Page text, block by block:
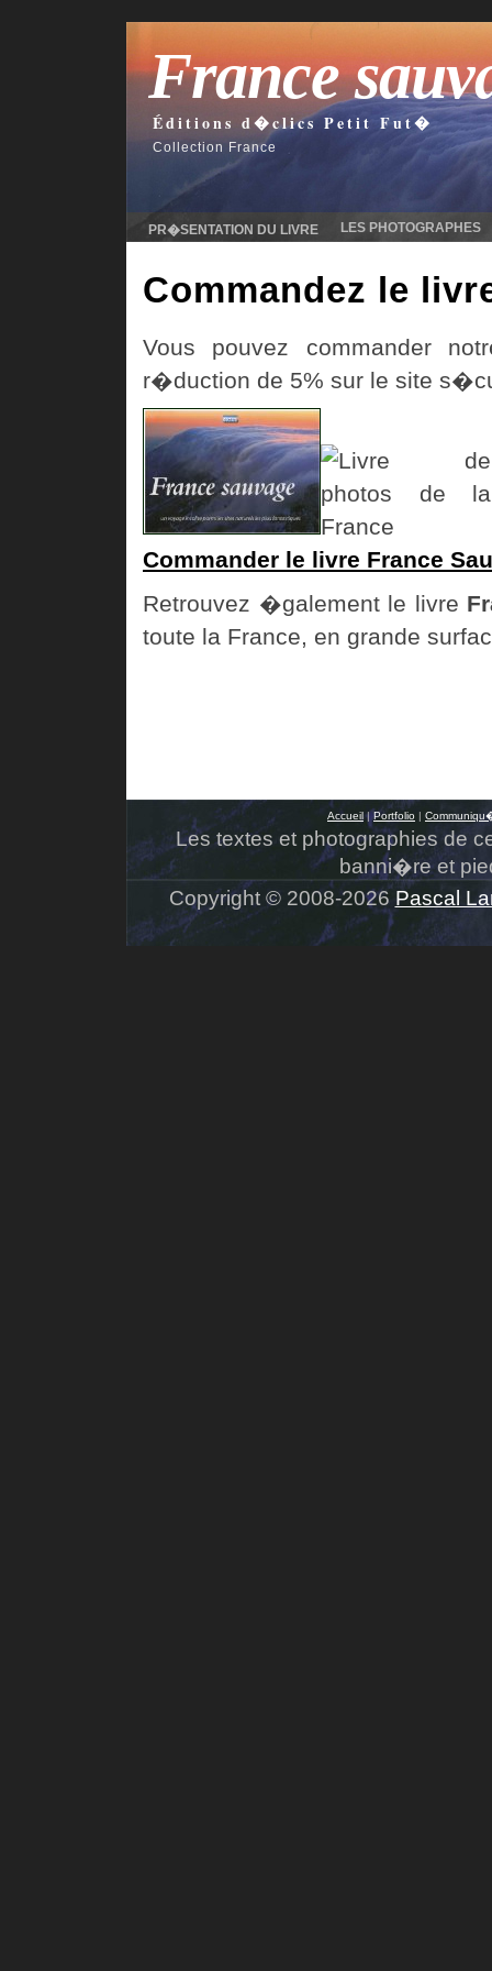
France
Éditions d�clics Petit Fut�
Collection France
PR�SENTATION DU LIVRE LES PHOTOGRAPHES
Commandez le
Vous pouvez commander
r�duction de 5% sur le site
Commander le livre France
Retrouvez �galement le livre
toute la France, en grande
Accueil|Portfolio |
Les textes et photographies de
banni�re et
Copyright © 2008-2026 Pascal